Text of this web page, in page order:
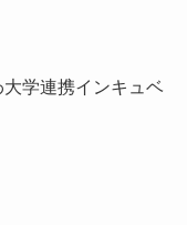
学連携インキュベ